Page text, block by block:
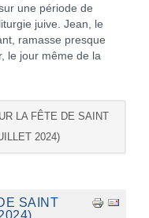
une période de
juive. Jean, le
ramasse presque
le jour même de la
LA FÊTE DE SAINT
2024)
SAINT